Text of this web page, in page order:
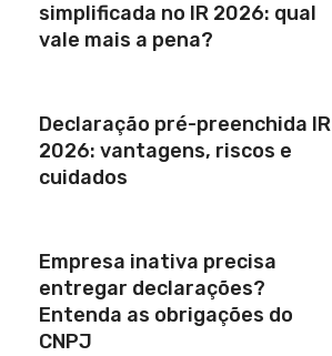
simplificada no IR 2026: qual
vale mais a pena?
Declaração pré-preenchida IR
2026: vantagens, riscos e
cuidados
Empresa inativa precisa
entregar declarações?
Entenda as obrigações do
CNPJ